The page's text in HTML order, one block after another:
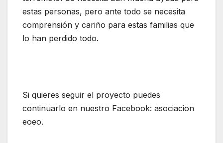
estas personas, pero ante todo se necesita
comprensión y cariño para estas familias que
lo han perdido todo.
Si quieres seguir el proyecto puedes
continuarlo en nuestro Facebook: asociacion
eoeo.